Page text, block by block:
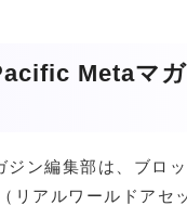
Metaマ
ン編集部は、ブロ
リアルワールドアセ